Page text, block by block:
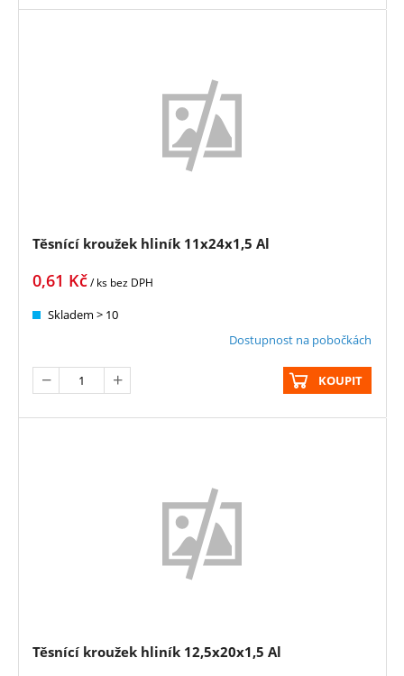
Těsnící kroužek hliník 11x24x1,5 Al
0,61 Kč/ ks bez DPH
Skladem > 10
Dostupnost na pobočkách
KOUPIT
Těsnící kroužek hliník 12,5x20x1,5 Al